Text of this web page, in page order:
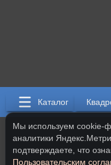
Каталог
Мы используем cookie-
аналитики
подтверждаете, что
Пользовательским